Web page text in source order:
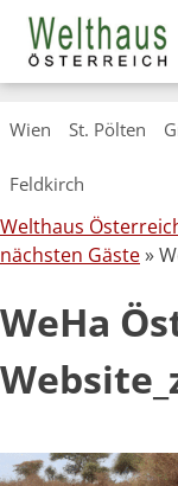
to
content
Wien St. Pölten
Feldkirch
Welthaus
nächsten Gäste»
WeHa